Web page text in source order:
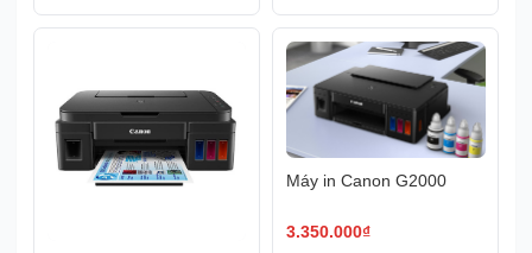
Máy in Canon G2000
3.350.000₫